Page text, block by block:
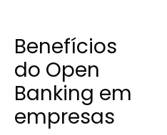
Benefícios
do Open
Banking em
empresas